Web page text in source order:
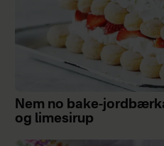
Nem no bake-
og limesirup